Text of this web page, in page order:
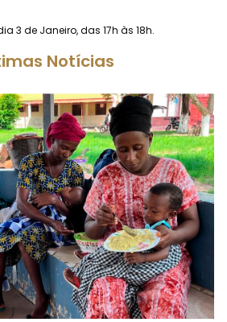
3 de Janeiro, das 17h às 18h.
Notícias